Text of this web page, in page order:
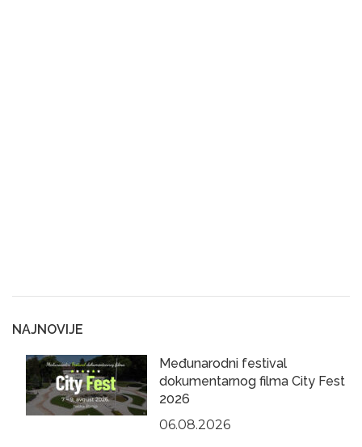
NAJNOVIJE
Međunarodni festival
dokumentarnog filma City Fest
2026
06.08.2026